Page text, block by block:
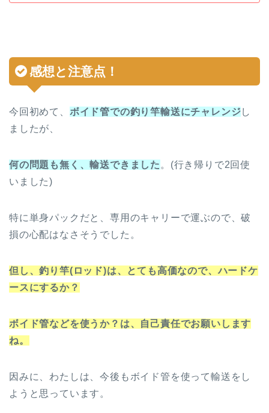
感想と注意点！
今回初めて、 ボイド管での釣り竿輸送にチャレンジし
ましたが、
何の問題も無く、輸送できました 。(行き帰りで2回使
いました)
特に単身パックだと、専用のキャリーで運ぶので、破
損の心配はなさそうでした。
但し、釣り竿(ロッド)は、とても高価なので、ハードケ
ースにするか？
ボイド管などを使うか？は、自己責任でお願いします
ね。
因みに、わたしは、今後もボイド管を使って輸送をし
ようと思っています。